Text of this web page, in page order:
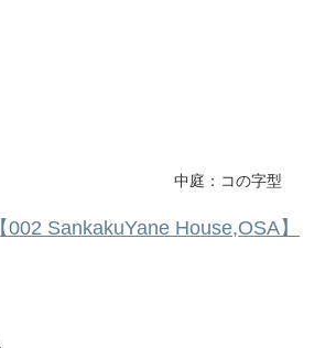
中庭：コの字型
SankakuYane House,OSA】